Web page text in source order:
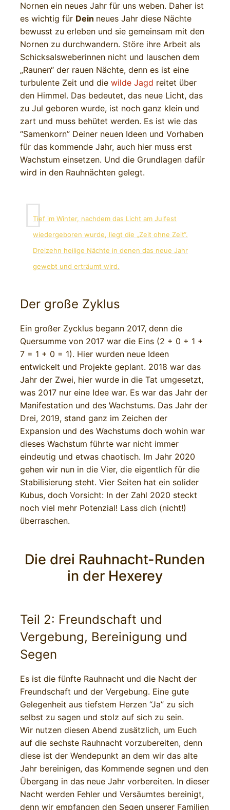
Nornen ein neues Jahr für uns weben. Daher ist
es wichtig für Dein neues Jahr diese Nächte
bewusst zu erleben und sie gemeinsam mit den
Nornen zu durchwandern. Störe ihre Arbeit als
Schicksalsweberinnen nicht und lauschen dem
„Raunen“ der rauen Nächte, denn es ist eine
turbulente Zeit und diewilde Jagd reitet über
den Himmel. Das bedeutet, das neue Licht, das
zu Jul geboren wurde, ist noch ganz klein und
zart und muss behütet werden. Es ist wie das
“Samenkorn” Deiner neuen Ideen und Vorhaben
für das kommende Jahr, auch hier muss erst
Wachstum einsetzen. Und die Grundlagen dafür
wird in den Rauhnächten gelegt.
Tief im Winter, nachdem das Licht am Julfest
wiedergeboren wurde, liegt die „Zeit ohne Zeit“.
Dreizehn heilige Nächte in denen das neue Jahr
gewebt und erträumt wird.
Der große Zyklus
Ein großer Zycklus begann 2017, denn die
Quersumme von 2017 war die Eins (2 + 0 + 1 +
7 = 1 + 0 = 1). Hier wurden neue Ideen
entwickelt und Projekte geplant. 2018 war das
Jahr der Zwei, hier wurde in die Tat umgesetzt,
was 2017 nur eine Idee war. Es war das Jahr der
Manifestation und des Wachstums. Das Jahr der
Drei, 2019, stand ganz im Zeichen der
Expansion und des Wachstums doch wohin war
dieses Wachstum führte war nicht immer
eindeutig und etwas chaotisch. Im Jahr 2020
gehen wir nun in die Vier, die eigentlich für die
Stabilisierung steht. Vier Seiten hat ein solider
Kubus, doch Vorsicht: In der Zahl 2020 steckt
noch viel mehr Potenzial! Lass dich (nicht!)
überraschen.
Die drei Rauhnacht-Runden
in der Hexerey
Teil 2: Freundschaft und
Vergebung, Bereinigung und
Segen
Es ist die fünfte Rauhnacht und die Nacht der
Freundschaft und der Vergebung. Eine gute
Gelegenheit aus tiefstem Herzen “Ja” zu sich
selbst zu sagen und stolz auf sich zu sein.
Wir nutzen diesen Abend zusätzlich, um Euch
auf die sechste Rauhnacht vorzubereiten, denn
diese ist der Wendepunkt an dem wir das alte
Jahr bereinigen, das Kommende segnen und den
Übergang in das neue Jahr vorbereiten. In dieser
Nacht werden Fehler und Versäumtes bereinigt,
denn wir empfangen den Segen unserer Familien